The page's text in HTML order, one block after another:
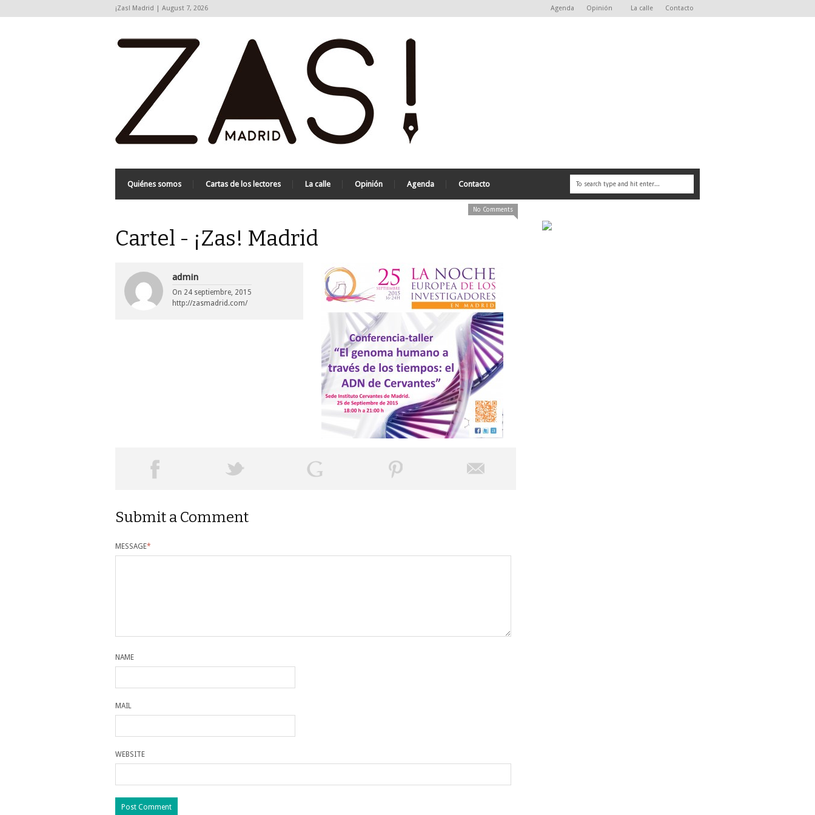
¡Zas! Madrid | August 7, 2026 Agenda Opinión La calle Contacto
Quiénes somos Cartas de los lectores La calle Opinión Agenda Contacto
No Comments
Cartel - ¡Zas! Madrid
admin
On 24 septiembre, 2015
http://zasmadrid.com/
Submit a Comment
MESSAGE*
NAME
MAIL
WEBSITE